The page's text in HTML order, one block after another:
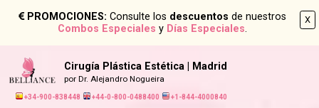
X
PROMOCIONES: Consulte los descuentos de nuestros
Combos Especiales y Días Especiales.
Cirugía Plástica Estética | Madrid
por Dr. Alejandro Nogueira
+34-900-838448 +44-0-800-0488400 +1-844-4000840